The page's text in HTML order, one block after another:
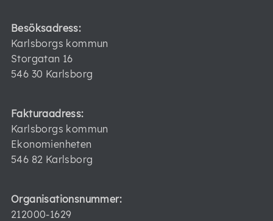
Besöksadress:
Karlsborgs kommun
Storgatan 16
546 30 Karlsborg
Fakturaadress:
Karlsborgs kommun
Ekonomienheten
546 82 Karlsborg
Organisationsnummer:
212000-1629